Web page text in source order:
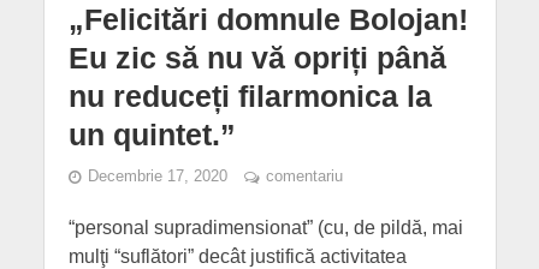
„Felicitări domnule Bolojan!
Eu zic să nu vă opriți până
nu reduceți filarmonica la
un quintet.”
Decembrie 17, 2020 comentariu
“personal supradimensionat” (cu, de pildă, mai
mulţi “suflători” decât justifică activitatea